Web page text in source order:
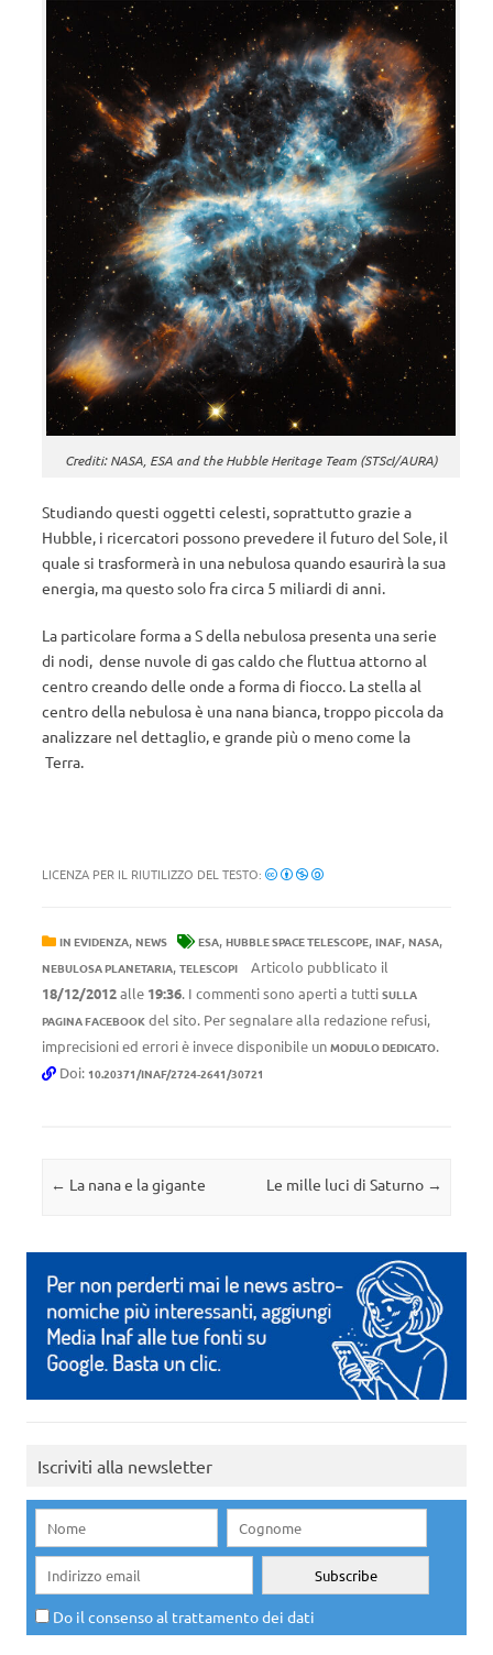
Crediti: NASA, ESA and the Hubble Heritage Team (STScI/AURA)
Studiando questi oggetti celesti, soprattutto grazie a
Hubble, i ricercatori possono prevedere il futuro del Sole, il
quale si trasformerà in una nebulosa quando esaurirà la sua
energia, ma questo solo fra circa 5 miliardi di anni.
La particolare forma a S della nebulosa presenta una serie
di nodi, dense nuvole di gas caldo che fluttua attorno al
centro creando delle onde a forma di fiocco. La stella al
centro della nebulosa è una nana bianca, troppo piccola da
analizzare nel dettaglio, e grande più o meno come la
Terra.
LICENZA PER IL RIUTILIZZO DEL TESTO:
IN EVIDENZA, NEWS ESA, HUBBLE SPACE TELESCOPE, INAF, NASA,
NEBULOSA PLANETARIA, TELESCOPI
Articolo pubblicato il
18/12/2012alle 19:36. I commenti sono aperti a tutti SULLA
PAGINA FACEBOOK del sito. Per segnalare alla redazione refusi,
imprecisioni ed errori è invece disponibile un MODULO DEDICATO.
Doi: 10.20371/INAF/2724-2641/30721
Navigazione articolo
← La nana e la gigante Le mille luci di Saturno →
Iscriviti alla newsletter
Do il consenso al trattamento dei dati